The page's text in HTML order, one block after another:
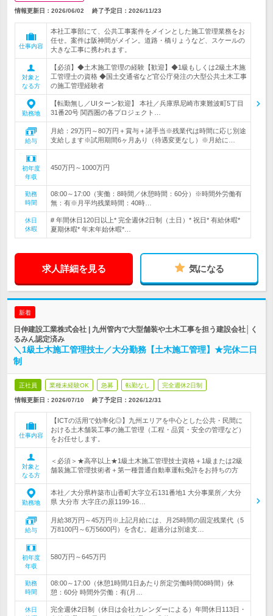
情報更新日：2026/06/02 終了予定日： 2026/11/23
仕事内容
本社工事部にて、公共工事案件をメインとした施工管理業務をお
任せ。案件は阪神間がメイン。道路・橋りょうなど、スケールの
大きな工事に携われます。
対象と
なる方
【必須】◆土木施工管理の経験【歓迎】◆1級もしくは2級土木施
工管理士の資格 ◆国土交通省など官公庁発注の大型公共土木工事
の施工管理経験者
勤務地
【転勤無し／UIターン歓迎】 本社／兵庫県尼崎市東難波町5丁目
31番20号 関西圏の各プロジェクト…
給与
月給：29万円～80万円＋賞与＋諸手当※残業代は時間に応じ別途
支給します※試用期間6ヶ月あり（待遇変更なし）※月給に…
初年度
年収
450万円～1000万円
勤務
時間
08:00～17:00（実働：8時間／休憩時間：60分）※時間外労働有
無：有※月平均残業時間：40時…
休日
休暇
# 年間休日120日以上* 完全週休2日制（土日）* 祝日* 有給休暇*
夏期休暇* 年末年始休暇*…
求人詳細を見る 気になる
新着
日伸建設工業株式会社 | 九州管内で大型舗装や土木工事を担う建設会社│く
るみん認定済み
＼1級土木施工管理技士／大分勤務【土木施工管理】★完休二日
制
正社員 業種未経験OK 急募 転勤なし 完全週休2日制
情報更新日：2026/07/10 終了予定日： 2026/12/31
仕事内容
【ICTの活用で効率化◎】九州エリアを中心とした公共・民間に
おける土木舗装工事の施工管理（工程・品質・安全の管理など）
をお任せします。
対象と
なる方
＜必須＞★高卒以上★1級土木施工管理技士資格＋1級または2級
舗装施工管理技術者＋第一種普通自動車運転免許をお持ちの方
勤務地
本社／大分県杵築市山香町大字立石131番地1 大分事業所／大分
県 大分市 大字庄の原1199-16…
給与
月給38万円～45万円※上記月給には、月25時間の固定残業代（5
万8100円～6万5600円）を含む。超過分は別途支…
初年度
年収
580万円～645万円
勤務
時間
08:00～17:00（休憩1時間/1日あたり所定労働時間08時間）休
憩：60分 時間外労働：有(月…
休日
完全週休2日制（休日は会社カレンダーによる）年間休日113日・